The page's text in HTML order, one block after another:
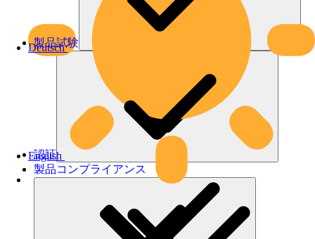
Deutsch
English
製品試験
認証
製品コンプライアンス